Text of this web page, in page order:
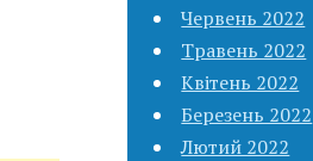
Червень 2022
Травень 2022
Квітень 2022
Березень 2022
Лютий 2022